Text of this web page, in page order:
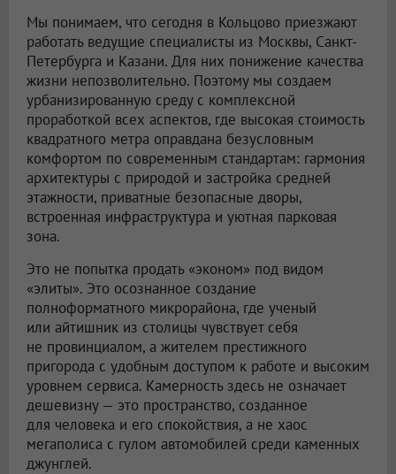
Мы понимаем, что сегодня в Кольцово приезжают
работать ведущие специалисты из Москвы, Санкт-
Петербурга и Казани. Для них понижение качества
жизни непозволительно. Поэтому мы создаем
урбанизированную среду с комплексной
проработкой всех аспектов, где высокая стоимость
квадратного метра оправдана безусловным
комфортом по современным стандартам: гармония
архитектуры с природой и застройка средней
этажности, приватные безопасные дворы,
встроенная инфраструктура и уютная парковая
зона.
Это не попытка продать «эконом» под видом
«элиты». Это осознанное создание
полноформатного микрорайона, где ученый
или айтишник из столицы чувствует себя
не провинциалом, а жителем престижного
пригорода с удобным доступом к работе и высоким
уровнем сервиса. Камерность здесь не означает
дешевизну — это пространство, созданное
для человека и его спокойствия, а не хаос
мегаполиса с гулом автомобилей среди каменных
джунглей.